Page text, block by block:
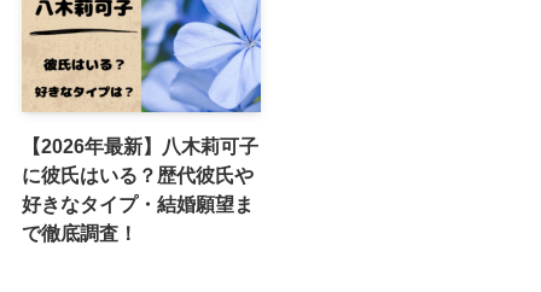
【2026年最新】八木莉可子
に彼氏はいる？歴代彼氏や
好きなタイプ・結婚願望ま
で徹底調査！